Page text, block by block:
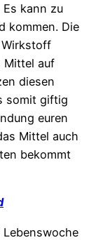
kann zu
kommen. Die
Mittel auf
diesen
somit giftig
euren
Mittel auch
bekommt
Lebenswoche